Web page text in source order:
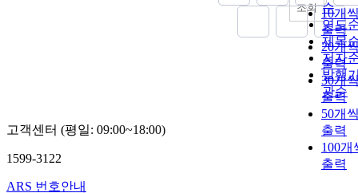
순
연도
제목
저자
발행
관순
10개
출력
20개
출력
30개
출력
50개
출력
100개
출력
조회
고객센터 (평일: 09:00~18:00)
1599-3122
ARS 번호안내